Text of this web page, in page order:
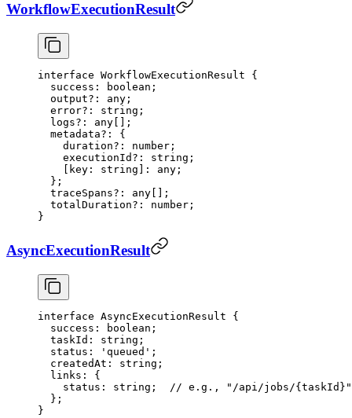
WorkflowExecutionResult
interface WorkflowExecutionResult {
  success
: boolean ;
  output
?: any ;
  error
?: string ;
  logs
?: any [];
  metadata
?:
{
    duration
?: number ;
    executionId
?: string ;
    [
key : string ] : any ;
  };
  traceSpans
?: any [];
  totalDuration
?: number ;
}
AsyncExecutionResult
interface AsyncExecutionResult {
  success
: boolean ;
  taskId
: string ;
  status
: 'queued' ;
  createdAt
: string ;
  links
:
{
    status
: string ; // e.g., "/api/jobs/{taskId}"
  };
}